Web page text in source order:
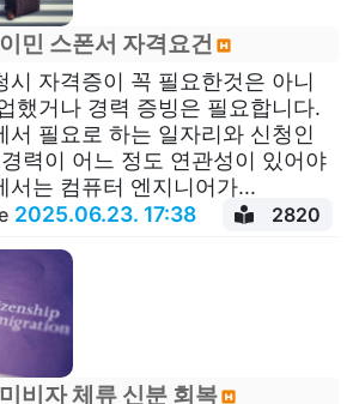
민 스폰서 자격요건
시 자격증이 꼭 필요한것은 아니
했거나 경력 증빙은 필요합니다.
서 필요로 하는 일자리와 신청인
력이 어느 정도 연관성이 있어야
서는 컴퓨터 엔지니어가...
2025.06.23. 17:38 2820
비자 체류 신분 회복